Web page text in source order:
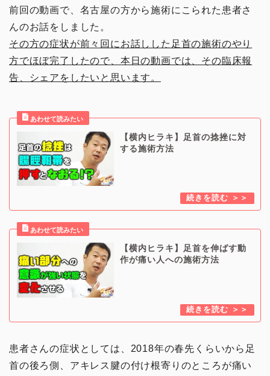
前回の動画で、名古屋の方から施術にこられた患者さ
んのお話をしました。
その方の症状が前々回にお話しした足首の施術のやり
方でほぼ完了したので、本日の動画では、その臨床報
告、シェアをしたいと思います。
【横内ヒラキ】足首の捻挫に対
する施術方法
【横内ヒラキ】足首を伸ばす動
作が痛い人への施術方法
患者さんの症状としては、2018年の春先くらいから足
首の後ろ側、アキレス腱の付け根寄りのところが痛い